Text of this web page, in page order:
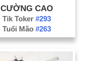
CƯỜNG CAO
Tik Toker #293
Tuổi Mão #263